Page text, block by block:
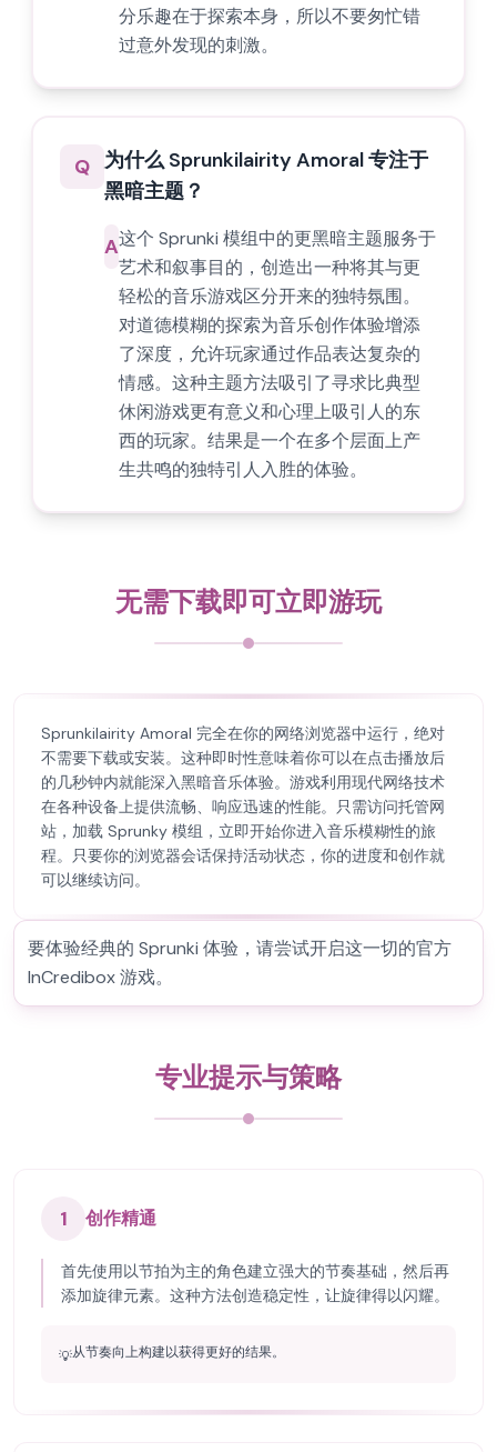
分乐趣在于探索本身，所以不要匆忙错
过意外发现的刺激。
Q 为什么 Sprunkilairity Amoral 专注于
黑暗主题？
A这个 Sprunki 模组中的更黑暗主题服务于
艺术和叙事目的，创造出一种将其与更
轻松的音乐游戏区分开来的独特氛围。
对道德模糊的探索为音乐创作体验增添
了深度，允许玩家通过作品表达复杂的
情感。这种主题方法吸引了寻求比典型
休闲游戏更有意义和心理上吸引人的东
西的玩家。结果是一个在多个层面上产
生共鸣的独特引人入胜的体验。
无需下载即可立即游玩
Sprunkilairity Amoral 完全在你的网络浏览器中运行，绝对
不需要下载或安装。这种即时性意味着你可以在点击播放后
的几秒钟内就能深入黑暗音乐体验。游戏利用现代网络技术
在各种设备上提供流畅、响应迅速的性能。只需访问托管网
站，加载 Sprunky 模组，立即开始你进入音乐模糊性的旅
程。只要你的浏览器会话保持活动状态，你的进度和创作就
可以继续访问。
要体验经典的 Sprunki 体验，请尝试开启这一切的官方
InCredibox 游戏。
专业提示与策略
1 创作精通
首先使用以节拍为主的角色建立强大的节奏基础，然后再
添加旋律元素。这种方法创造稳定性，让旋律得以闪耀。
💡从节奏向上构建以获得更好的结果。